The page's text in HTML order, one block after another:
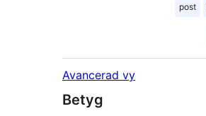
post
Avancerad vy
Betyg